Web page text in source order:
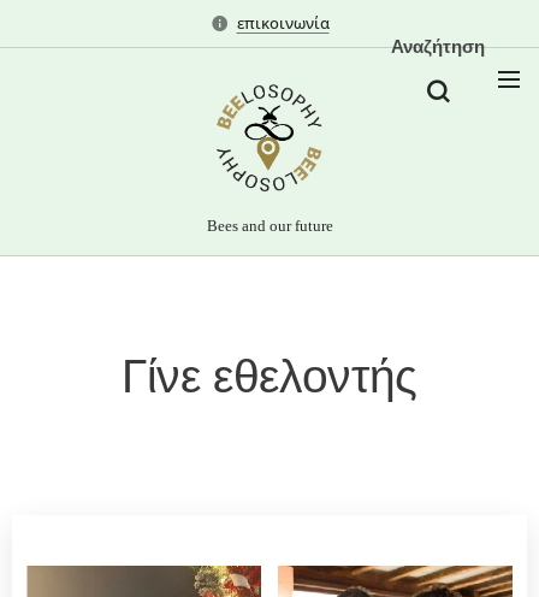
επικοινωνία
Bees and our future
Αναζήτηση
Γίνε εθελοντής